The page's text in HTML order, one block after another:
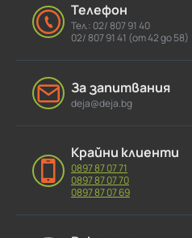
Телефон
Тел.: 02/ 807 91 40
02/ 807 91 41 (от 42 до 58)
За запитвания
deja@deja.bg
Крайни клиенти
0897 87 07 71
0897 87 07 70
0897 87 07 69